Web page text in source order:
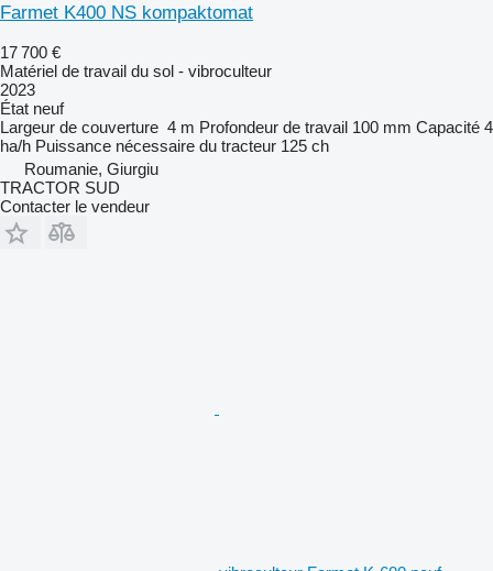
Farmet K400 NS kompaktomat
17 700 €
Matériel de travail du sol - vibroculteur
2023
État neuf
Largeur de couverture 4 m Profondeur de travail 100 mm Capacité 4
ha/h Puissance nécessaire du tracteur 125 ch
Roumanie, Giurgiu
TRACTOR SUD
Contacter le vendeur